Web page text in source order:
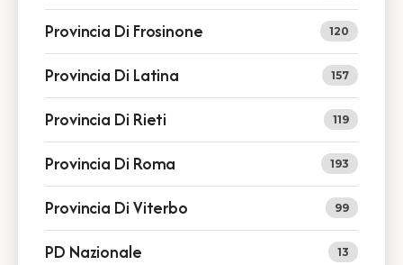
Provincia Di Frosinone 120
Provincia Di Latina 157
Provincia Di Rieti 119
Provincia Di Roma 193
Provincia Di Viterbo 99
PD Nazionale 13